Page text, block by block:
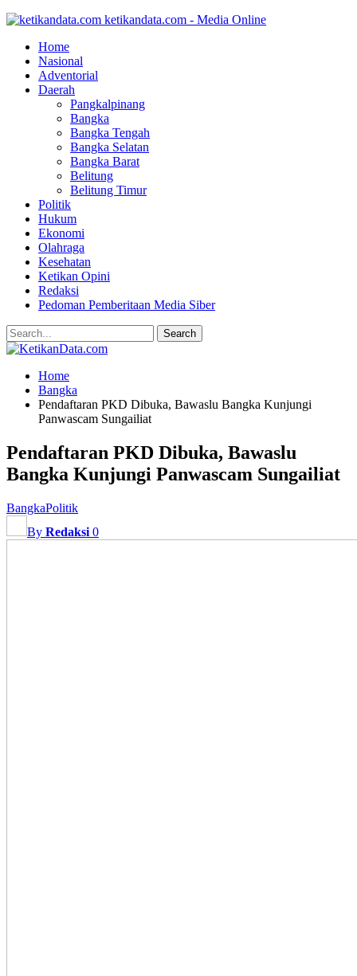
ketikandata.com - Media Online
Home
Nasional
Adventorial
Daerah
Pangkalpinang
Bangka
Bangka Tengah
Bangka Selatan
Bangka Barat
Belitung
Belitung Timur
Politik
Hukum
Ekonomi
Olahraga
Kesehatan
Ketikan Opini
Redaksi
Pedoman Pemberitaan Media Siber
Home
Bangka
Pendaftaran PKD Dibuka, Bawaslu Bangka Kunjungi
Panwascam Sungailiat
Pendaftaran PKD Dibuka, Bawaslu
Bangka Kunjungi Panwascam Sungailiat
BangkaPolitik
By Redaksi 0